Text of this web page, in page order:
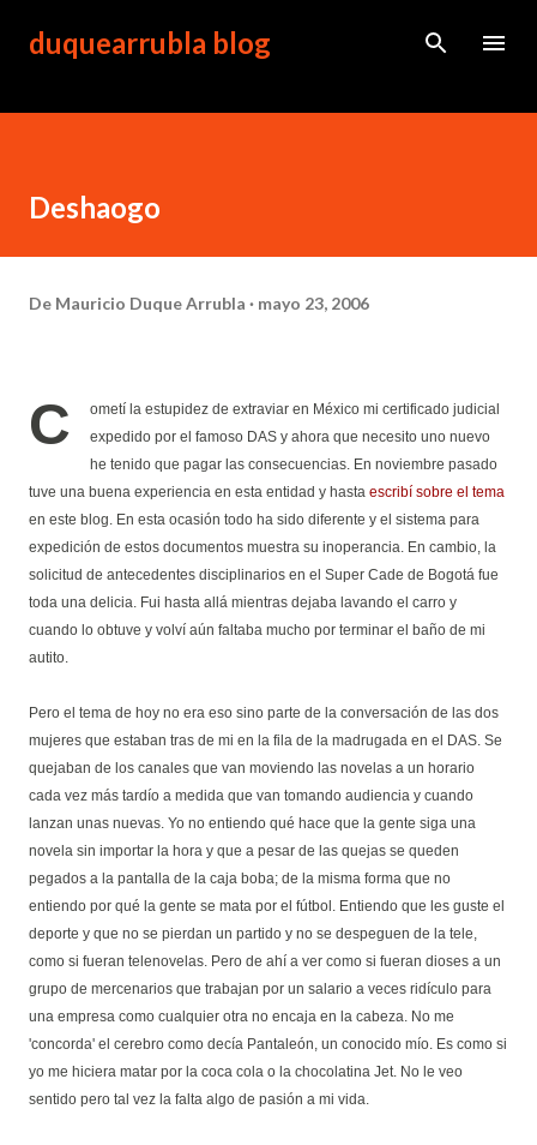
Ir al contenido principal
duquearrubla blog
Deshaogo
De Mauricio Duque Arrubla mayo 23, 2006
C
ometí la estupidez de extraviar en México mi certificado judicial
expedido por el famoso DAS y ahora que necesito uno nuevo
he tenido que pagar las consecuencias. En noviembre pasado
tuve una buena experiencia en esta entidad y hasta escribí sobre el tema
en este blog. En esta ocasión todo ha sido diferente y el sistema para
expedición de estos documentos muestra su inoperancia. En cambio, la
solicitud de antecedentes disciplinarios en el Super Cade de Bogotá fue
toda una delicia. Fui hasta allá mientras dejaba lavando el carro y
cuando lo obtuve y volví aún faltaba mucho por terminar el baño de mi
autito.
Pero el tema de hoy no era eso sino parte de la conversación de las dos
mujeres que estaban tras de mi en la fila de la madrugada en el DAS. Se
quejaban de los canales que van moviendo las novelas a un horario
cada vez más tardío a medida que van tomando audiencia y cuando
lanzan unas nuevas. Yo no entiendo qué hace que la gente siga una
novela sin importar la hora y que a pesar de las quejas se queden
pegados a la pantalla de la caja boba; de la misma forma que no
entiendo por qué la gente se mata por el fútbol. Entiendo que les guste el
deporte y que no se pierdan un partido y no se despeguen de la tele,
como si fueran telenovelas. Pero de ahí a ver como si fueran dioses a un
grupo de mercenarios que trabajan por un salario a veces ridículo para
una empresa como cualquier otra no encaja en la cabeza. No me
'concorda' el cerebro como decía Pantaleón, un conocido mío. Es como si
yo me hiciera matar por la coca cola o la chocolatina Jet. No le veo
sentido pero tal vez la falta algo de pasión a mi vida.